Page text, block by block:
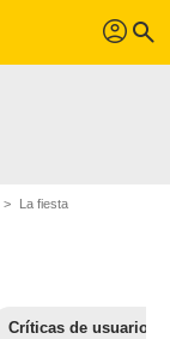
profil search
La fiesta
Críticas de usuarios